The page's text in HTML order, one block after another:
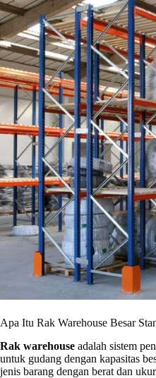
Apa Itu Rak Warehouse Besar
Rak warehouse adalah sistem
untuk gudang dengan kapasitas
jenis barang dengan berat dan